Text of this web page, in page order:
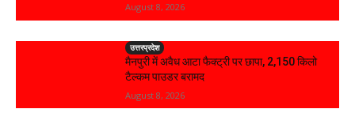
August 8, 2026
उत्तरप्रदेश
मैनपुरी में अवैध आटा फैक्ट्री पर छापा, 2,150 किलो
टैल्कम पाउडर बरामद
August 8, 2026